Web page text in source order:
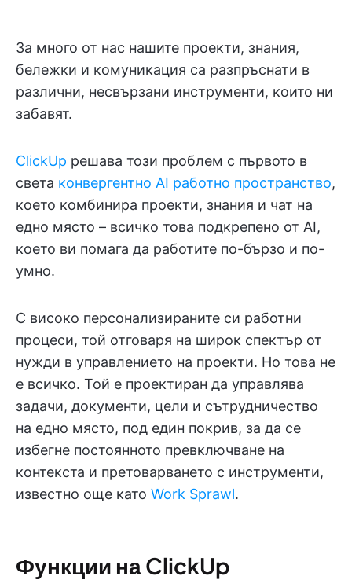
За много от нас нашите проекти, знания,
бележки и комуникация са разпръснати в
различни, несвързани инструменти, които ни
забавят.
ClickUp решава този проблем с първото в
света конвергентно AI работно пространство,
което комбинира проекти, знания и чат на
едно място – всичко това подкрепено от AI,
което ви помага да работите по-бързо и по-
умно.
С високо персонализираните си работни
процеси, той отговаря на широк спектър от
нужди в управлението на проекти. Но това не
е всичко. Той е проектиран да управлява
задачи, документи, цели и сътрудничество
на едно място, под един покрив, за да се
избегне постоянното превключване на
контекста и претоварването с инструменти,
известно още като Work Sprawl.
Функции на ClickUp